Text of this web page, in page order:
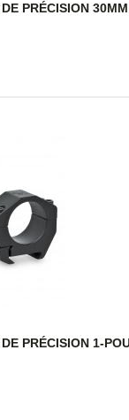
DE PRÉCISION
DE PRÉCISION 1-